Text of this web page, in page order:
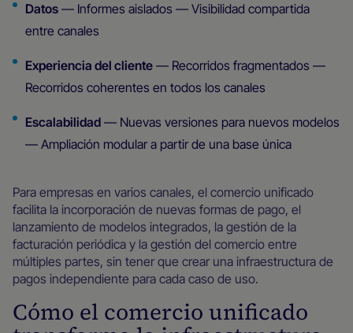
Datos — Informes aislados — Visibilidad compartida
entre canales
Experiencia del cliente — Recorridos fragmentados —
Recorridos coherentes en todos los canales
Escalabilidad — Nuevas versiones para nuevos modelos
— Ampliación modular a partir de una base única
Para empresas en varios canales, el comercio unificado
facilita la incorporación de nuevas formas de pago, el
lanzamiento de modelos integrados, la gestión de la
facturación periódica y la gestión del comercio entre
múltiples partes, sin tener que crear una infraestructura de
pagos independiente para cada caso de uso.
Cómo el comercio unificado